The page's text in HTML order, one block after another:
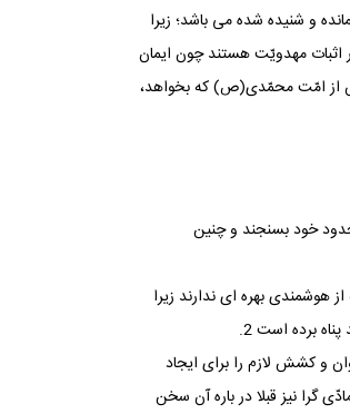
و شنیده شده می ‏باشد؛ زیرا
اثبات مهدویّت هستند چون ایمان
از امّت محمّدی(ص) که بخواهد،
خود بسنجند و چنین
هوشمندی بهره‏ ای ندارند زیرا
برده است 2.
و کشش لازم را برای ایجاد
نیز قبلا در باره آن سخن